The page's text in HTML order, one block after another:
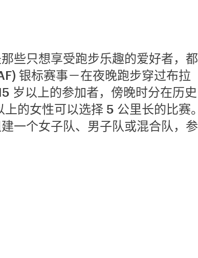
些只想享受跑步乐趣的爱好者，都
银标赛事－在夜晚跑步穿过布拉
岁以上的参加者，傍晚时分在历史
的女性可以选择 5 公里长的比赛。
一个女子队、男子队或混合队，参